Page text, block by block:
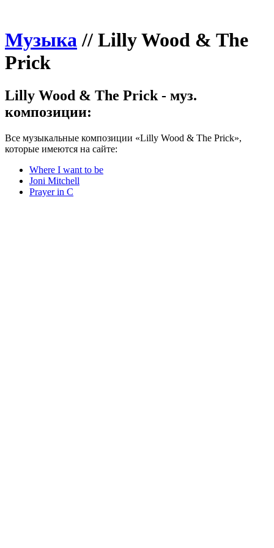
Музыка// Lilly Wood & The
Prick
Lilly Wood & The Prick - муз.
композиции:
Все музыкальные композиции «Lilly Wood & The Prick»,
которые имеются на сайте:
Where I want to be
Joni Mitchell
Prayer in C